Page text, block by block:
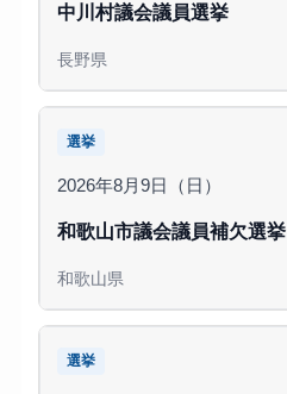
中川村議会議員選挙
長野県
選挙
2026年8月9日（日）
和歌山市議会議員補欠選挙
和歌山県
選挙